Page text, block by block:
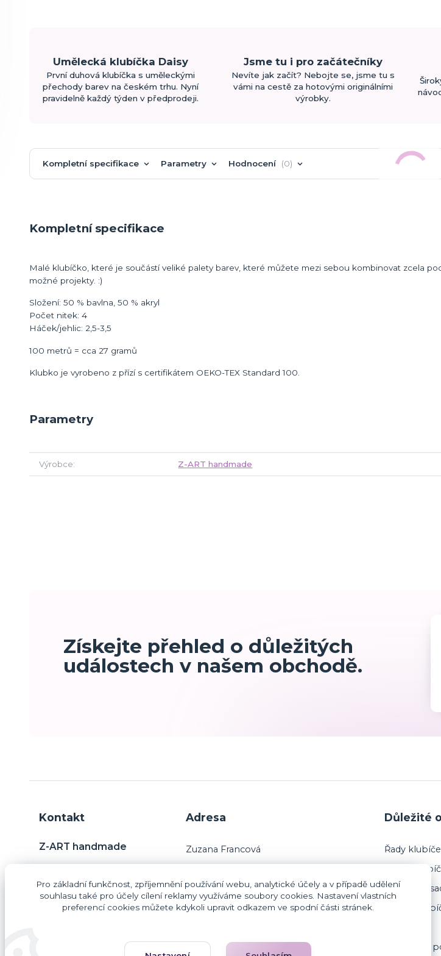
Umělecká klubíčka Daisy
První duhová klubíčka s uměleckými
přechody barev na českém trhu. Nyní
pravidelně každý týden v předprodeji.
Jsme tu i pro začátečníky
Nevíte jak začít? Nebojte se, jsme tu s
vámi na cestě za hotovými originálními
výrobky.
Kompletní specifikace Parametry Hodnocení 0
Kompletní specifikace
Malé klubíčko, které je součástí veliké palety barev, které můžete mezi sebou kombinovat zcela
možné projekty. :)
Složení: 50 % bavlna, 50 % akryl
Počet nitek: 4
Háček/jehlic: 2,5-3,5
100 metrů = cca 27 gramů
Klubko je vyrobeno z přízí s certifikátem OEKO-TEX Standard 100.
Parametry
Výrobce Z-ART handmade
Získejte přehled o důležitých
událostech v našem obchodě.
Adresa
Zuzana Francová
29445 Jabkenice
IČO: 87406187
Důležité
Řady
Výběr
startovací
Prodej
Obchodní
Kontakt
Z-ART handmade
Zuzana Francová
Pro základní funkčnost, zpříjemnění používání webu, analytické účely a v případě udělení
souhlasu také pro účely cílení reklamy využíváme soubory cookies. Nastavení vlastních
preferencí cookies můžete kdykoli upravit odkazem ve spodní části stránek.